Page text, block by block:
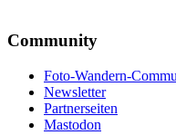
Community
Foto-Wandern-
Newsletter
Partnerseiten
Mastodon